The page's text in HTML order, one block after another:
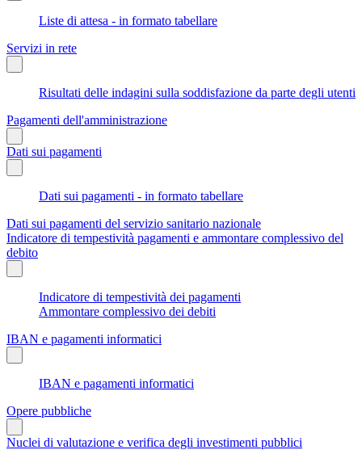
Liste di attesa - in formato tabellare
Servizi in rete
Risultati delle indagini sulla soddisfazione da parte degli utenti
Pagamenti dell'amministrazione
Dati sui pagamenti
Dati sui pagamenti - in formato tabellare
Dati sui pagamenti del servizio sanitario nazionale
Indicatore di tempestività pagamenti e ammontare complessivo del
debito
Indicatore di tempestività dei pagamenti
Ammontare complessivo dei debiti
IBAN e pagamenti informatici
IBAN e pagamenti informatici
Opere pubbliche
Nuclei di valutazione e verifica degli investimenti pubblici